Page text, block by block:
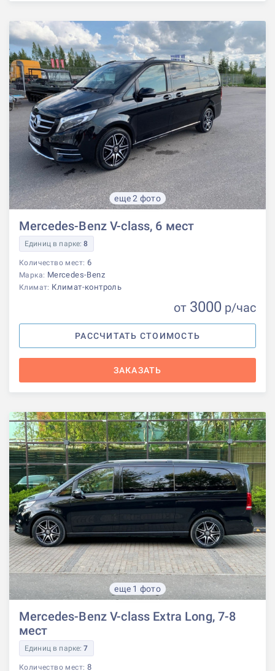
еще 2 фото
Mercedes-Benz V-class, 6 мест
Единиц в парке:8
Количество мест: 6
Марка: Mercedes-Benz
Климат: Климат-контроль
от 3000 р/час
РАССЧИТАТЬ СТОИМОСТЬ
ЗАКАЗАТЬ
еще 1 фото
Mercedes-Benz V-class Extra Long, 7-8
мест
Единиц в парке:7
Количество мест: 8